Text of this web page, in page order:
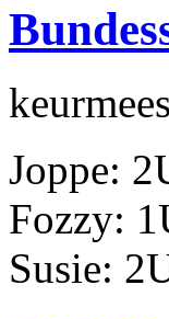
Joppe:
Fozzy:
Susie: